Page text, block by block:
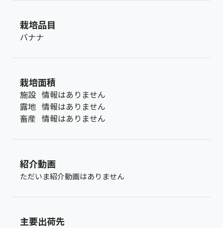
栽培品目
バナナ
栽培面積
施設 情報はありません
露地 情報はありません
畜産 情報はありません
紹介動画
ただいま紹介動画はありません
主要出荷先